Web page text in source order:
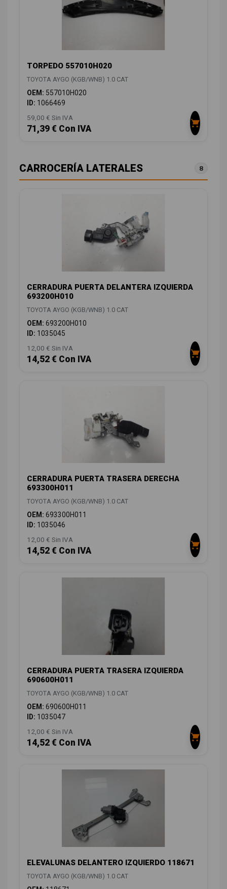
TORPEDO 557010H020
TOYOTA AYGO (KGB/WNB) 1.0 CAT
OEM: 557010H020
ID: 1066469
59,00 € Sin IVA
71,39 € Con IVA
CARROCERÍA LATERALES 8
CERRADURA PUERTA DELANTERA IZQUIERDA
693200H010
TOYOTA AYGO (KGB/WNB) 1.0 CAT
OEM: 693200H010
ID: 1035045
12,00 € Sin IVA
14,52 € Con IVA
CERRADURA PUERTA TRASERA DERECHA
693300H011
TOYOTA AYGO (KGB/WNB) 1.0 CAT
OEM: 693300H011
ID: 1035046
12,00 € Sin IVA
14,52 € Con IVA
CERRADURA PUERTA TRASERA IZQUIERDA
690600H011
TOYOTA AYGO (KGB/WNB) 1.0 CAT
OEM: 690600H011
ID: 1035047
12,00 € Sin IVA
14,52 € Con IVA
ELEVALUNAS DELANTERO IZQUIERDO 118671
TOYOTA AYGO (KGB/WNB) 1.0 CAT